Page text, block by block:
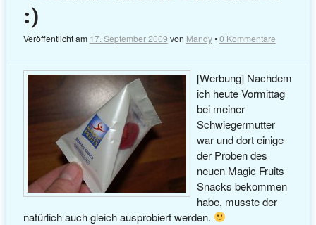
:)
Veröffentlicht am 17. September 2009 von Mandy•0 Kommentare
[Werbung] Nachdem
ich heute Vormittag
bei meiner
Schwiegermutter
war und dort einige
der Proben des
neuen Magic Fruits
Snacks bekommen
habe, musste der
natürlich auch gleich ausprobiert werden.